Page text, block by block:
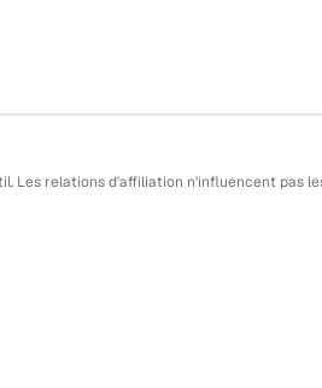
Les relations d'affiliation n'influencent pas